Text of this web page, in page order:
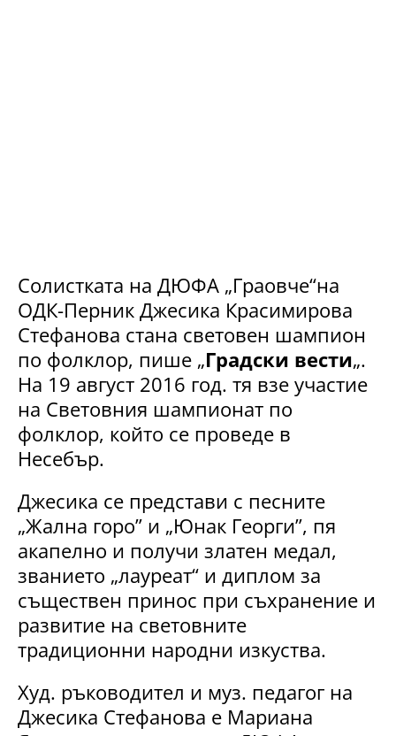
Солистката на ДЮФА „Граовче“на
ОДК-Перник Джесика Красимирова
Стефанова стана световен шампион
по фолклор, пише „Градски вести„.
На 19 август 2016 год. тя взе участие
на Световния шампионат по
фолклор, който се проведе в
Несебър.
Джесика се представи с песните
„Жална горо” и „Юнак Георги”, пя
акапелно и получи златен медал,
званието „лауреат“ и диплом за
съществен принос при съхранение и
развитие на световните
традиционни народни изкуства.
Худ. ръководител и муз. педагог на
Джесика Стефанова е Мариана